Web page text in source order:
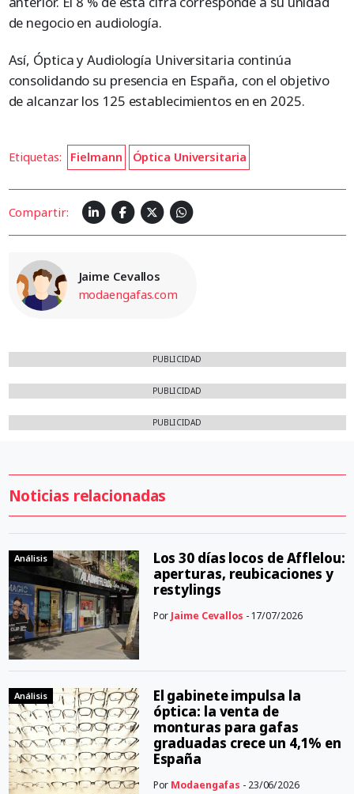
de negocio en audiología.
Así, Óptica y Audiología Universitaria continúa
consolidando su presencia en España, con el objetivo
de alcanzar los 125 establecimientos en en 2025.
Etiquetas: Fielmann Óptica Universitaria
Compartir:
Jaime Cevallos
modaengafas.com
PUBLICIDAD
PUBLICIDAD
PUBLICIDAD
Noticias relacionadas
Análisis
Los 30 días locos de Afflelou:
aperturas, reubicaciones y
restylings
Por Jaime Cevallos - 17/07/2026
Análisis
El gabinete impulsa la
óptica: la venta de
monturas para gafas
graduadas crece un 4,1% en
España
Por Modaengafas - 23/06/2026